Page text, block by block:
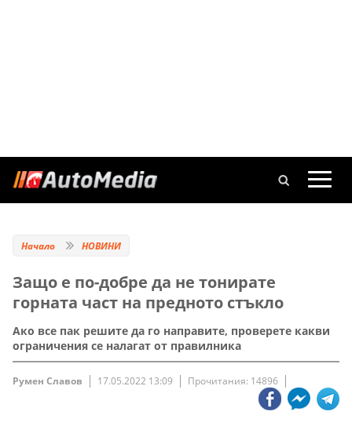
Начало НОВИНИ
Защо е по-добре да не тонирате
горната част на предното стъкло
Ако все пак решите да го направите, проверете какви
ограничения се налагат от правилника
Румен Славов 17.05.2022 13:09 Прочитания: 14896